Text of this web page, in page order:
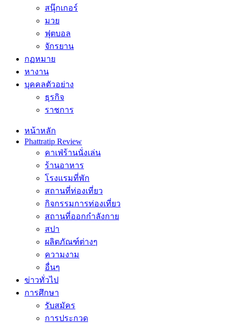
สนุ๊กเกอร์
มวย
ฟุตบอล
จักรยาน
กฏหมาย
หางาน
บุคคลตัวอย่าง
ธุรกิจ
ราชการ
หน้าหลัก
Phattratip Review
คาเฟ่ร้านนั่งเล่น
ร้านอาหาร
โรงแรมที่พัก
สถานที่ท่องเที่ยว
กิจกรรมการท่องเที่ยว
สถานที่ออกกำลังกาย
สปา
ผลิตภัณฑ์ต่างๆ
ความงาม
อื่นๆ
ข่าวทั่วไป
การศึกษา
รับสมัคร
การประกวด